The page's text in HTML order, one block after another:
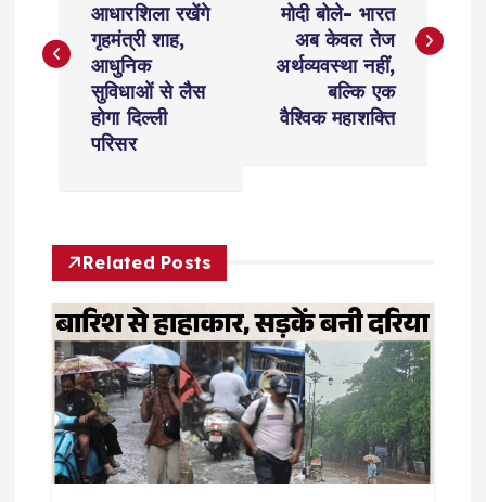
s
v
g
a
t
आधारशिला रखेंगे
गृहमंत्री शाह,
आधुनिक
सुविधाओं से लैस
होगा दिल्ली
परिसर
मोदी बोले- भारत
अब केवल तेज
अर्थव्यवस्था नहीं,
बल्कि एक
वैश्विक महाशक्ति
Related Posts